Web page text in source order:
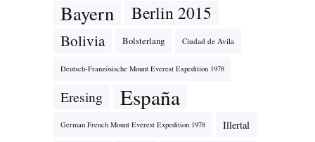
Bayern Berlin 2015
Bolivia Bolsterlang Ciudad de Avila
Deutsch-Französische Mount Everest Expedition 1978
Eresing España
German French Mount Everest Expedition 1978 Illertal